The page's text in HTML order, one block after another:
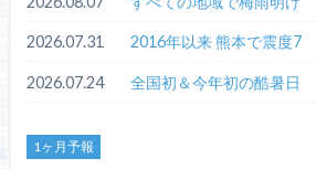
2026.07.31 2016年以来 熊本で震度7
2026.07.24 全国初＆今年初の酷暑日
1ヶ月予報